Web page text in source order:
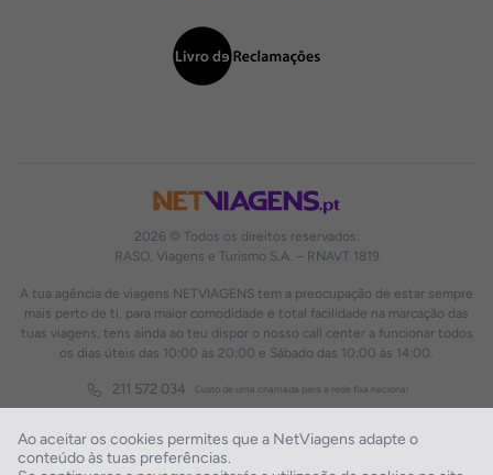
Ao aceitar os cookies permites que a NetViagens adapte o
conteúdo às tuas preferências.
2026 © Todos os direitos reservados:
RASO, Viagens e Turismo S.A. – RNAVT 1819
A tua agência de viagens NETVIAGENS tem a preocupação de estar sempre
mais perto de ti, para maior comodidade e total facilidade na marcação das
tuas viagens, tens ainda ao teu dispor o nosso call center a funcionar todos
os dias úteis das 10:00 às 20:00 e Sábado das 10:00 às 14:00.
211 572 034 Custo de uma chamada para a rede fixa nacional